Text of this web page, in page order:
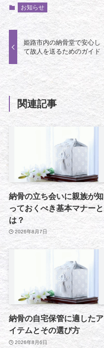
お知らせ
姫路市内の納骨堂で安心し
て故人を送るためのガイド
関連記事
納骨の立ち会いに親族が知
っておくべき基本マナーと
は？
2026年8月7日
納骨の自宅保管に適したア
イテムとその選び方
2026年8月6日